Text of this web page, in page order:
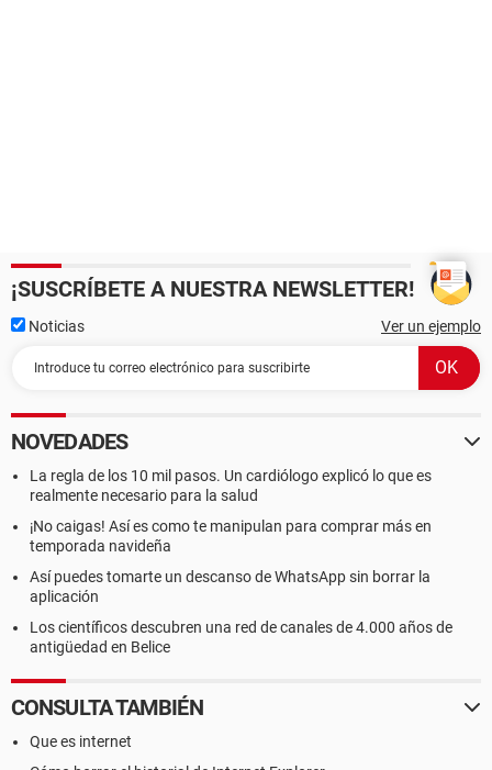
¡SUSCRÍBETE A NUESTRA NEWSLETTER!
Noticias Ver un ejemplo
NOVEDADES
La regla de los 10 mil pasos. Un cardiólogo explicó lo que es
realmente necesario para la salud
¡No caigas! Así es como te manipulan para comprar más en
temporada navideña
Así puedes tomarte un descanso de WhatsApp sin borrar la
aplicación
Los científicos descubren una red de canales de 4.000 años de
antigüedad en Belice
CONSULTA TAMBIÉN
Que es internet